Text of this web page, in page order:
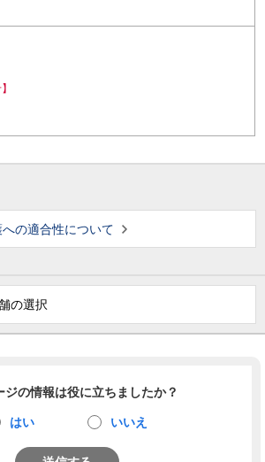
の適合性について
の選択
ジの情報は役に立ちましたか？
はい いいえ